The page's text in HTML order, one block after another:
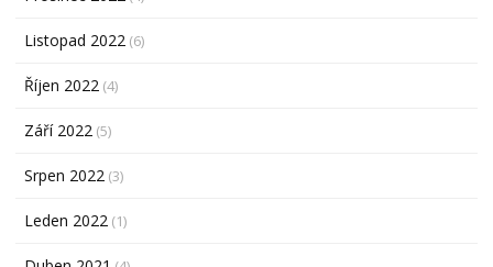
Listopad 2022 (6)
Říjen 2022 (4)
Září 2022 (5)
Srpen 2022 (3)
Leden 2022 (1)